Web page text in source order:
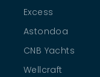
Excess
Astondoa
CNB Yachts
Wellcraft